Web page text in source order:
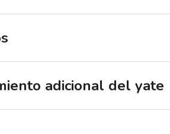
adicional del yate